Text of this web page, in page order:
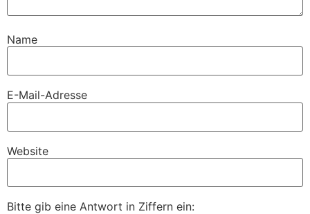
Name
E-Mail-Adresse
Website
Bitte gib eine Antwort in Ziffern ein: